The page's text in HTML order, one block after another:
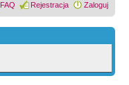
FAQ Rejestracja Zaloguj